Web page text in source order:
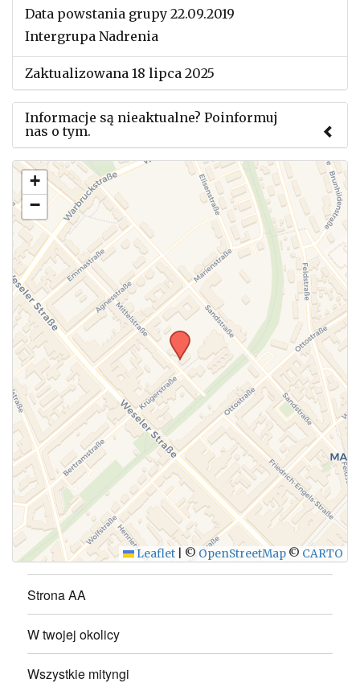
Data powstania grupy 22.09.2019
Intergrupa Nadrenia
Zaktualizowana 18 lipca 2025
Informacje są nieaktualne? Poinformuj
nas o tym.
Użyj tego formularza aby przesłać informację o
zmianach w powyższym mityngu.
WYŚLIJ
+
−
Leaflet © OpenStreetMap © CARTO
Strona AA
W twojej okolicy
Wszystkie mityngi